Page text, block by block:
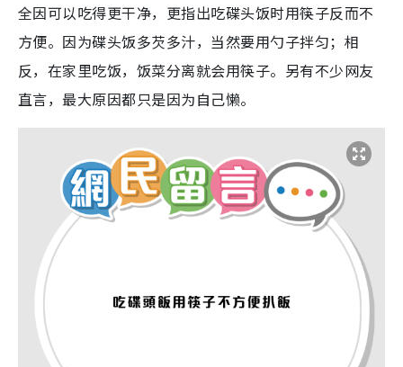
全因可以吃得更干净，更指出吃碟头饭时用筷子反而不
方便。因为碟头饭多芡多汁，当然要用勺子拌匀；相
反，在家里吃饭，饭菜分离就会用筷子。另有不少网友
直言，最大原因都只是因为自己懒。